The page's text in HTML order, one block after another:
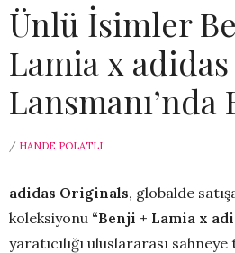
Ünlü İsimler
Lamia x
Lansmanı’nda
/ HANDE POLATLI
adidas Originals, globalde
koleksiyonu “Benji + Lamia x
yaratıcılığı uluslararası sahneye